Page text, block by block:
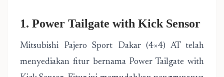
1. Power Tailgate with Kick Sensor
Mitsubishi Pajero Sport Dakar (4×4) AT telah
menyediakan fitur bernama Power Tailgate with